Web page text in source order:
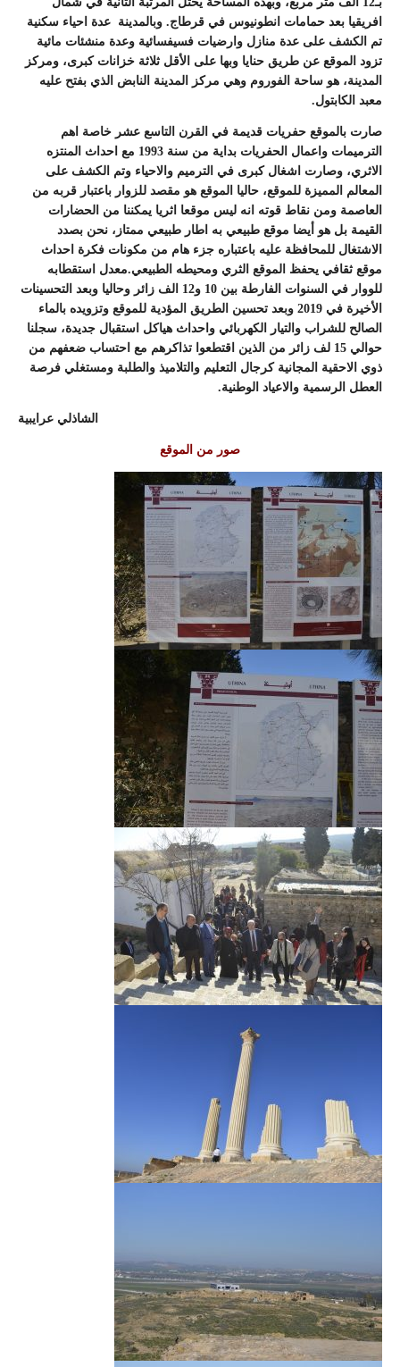
افريقيا بعد حمامات انطونيوس في قرطاج. وبالمدينة عدة احياء سكنية
تم الكشف على عدة منازل وارضيات فسيفسائية وعدة منشئات مائية
تزود الموقع عن طريق حنايا وبها على الأقل ثلاثة خزانات كبرى، ومركز
المدينة، هو ساحة الفوروم وهي مركز المدينة النابض الذي بفتح عليه
معبد الكابتول.
صارت بالموقع حفريات قديمة في القرن التاسع عشر خاصة اهم
الترميمات واعمال الحفريات بداية من سنة 1993 مع احداث المنتزه
الاثري، وصارت اشغال كبرى في الترميم والاحياء وتم الكشف على
المعالم المميزة للموقع، حاليا الموقع هو مقصد للزوار باعتبار قربه من
العاصمة ومن نقاط قوته انه ليس موقعا اثريا يمكننا من الحضارات
القيمة بل هو أيضا موقع طبيعي به اطار طبيعي ممتاز، نحن بصدد
الاشتغال للمحافظة عليه باعتباره جزء هام من مكونات فكرة احداث
موقع ثقافي يحفظ الموقع الثري ومحيطه الطبيعي.معدل استقطابه
للووار في السنوات الفارطة بين 10 و12 الف زائر وحاليا وبعد التحسينات
الأخيرة في 2019 وبعد تحسين الطريق المؤدية للموقع وتزويده بالماء
الصالح للشراب والتيار الكهربائي واحداث هياكل استقبال جديدة، سجلنا
حوالي 15 لف زائر من الذين اقتطعوا تذاكرهم مع احتساب ضعفهم من
ذوي الاحقية المجانية كرجال التعليم والتلاميذ والطلبة ومستغلي فرصة
العطل الرسمية والاعياد الوطنية.
الشاذلي عرايبية
صور من الموقع